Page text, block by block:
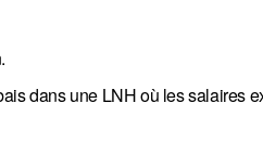
dans une LNH où les salaires